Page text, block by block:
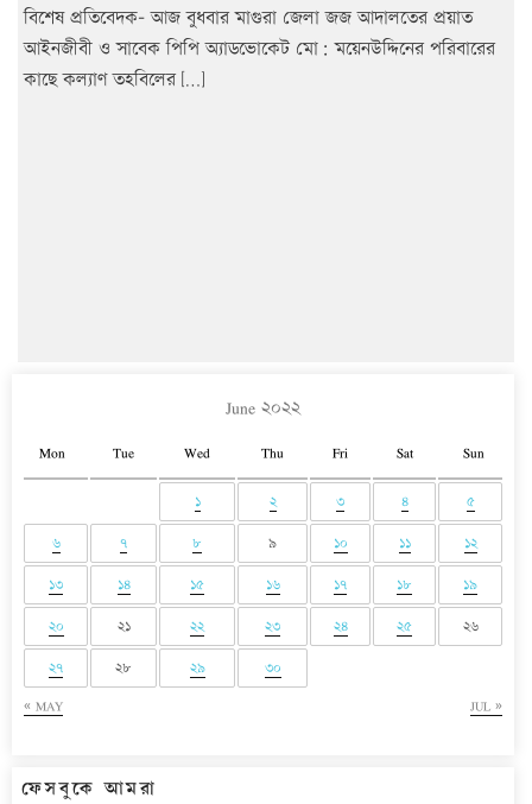
বিশেষ প্রতিবেদক- আজ বুধবার মাগুরা জেলা জজ আদালতের প্রয়াত
আইনজীবী ও সাবেক পিপি অ্যাডভোকেট মো: ময়েনউদ্দিনের পরিবারের
কাছে কল্যাণ তহবিলের […]
June ২০২২
Mon Tue Wed Thu Fri Sat Sun
« MAY JUL »
১ ২ ৩ ৪ ৫
৬ ৭ ৮ ৯ ১০ ১১ ১২
১৩ ১৪ ১৫ ১৬ ১৭ ১৮ ১৯
২০ ২১ ২২ ২৩ ২৪ ২৫ ২৬
২৭ ২৮ ২৯ ৩০
ফেসবুকে আমরা